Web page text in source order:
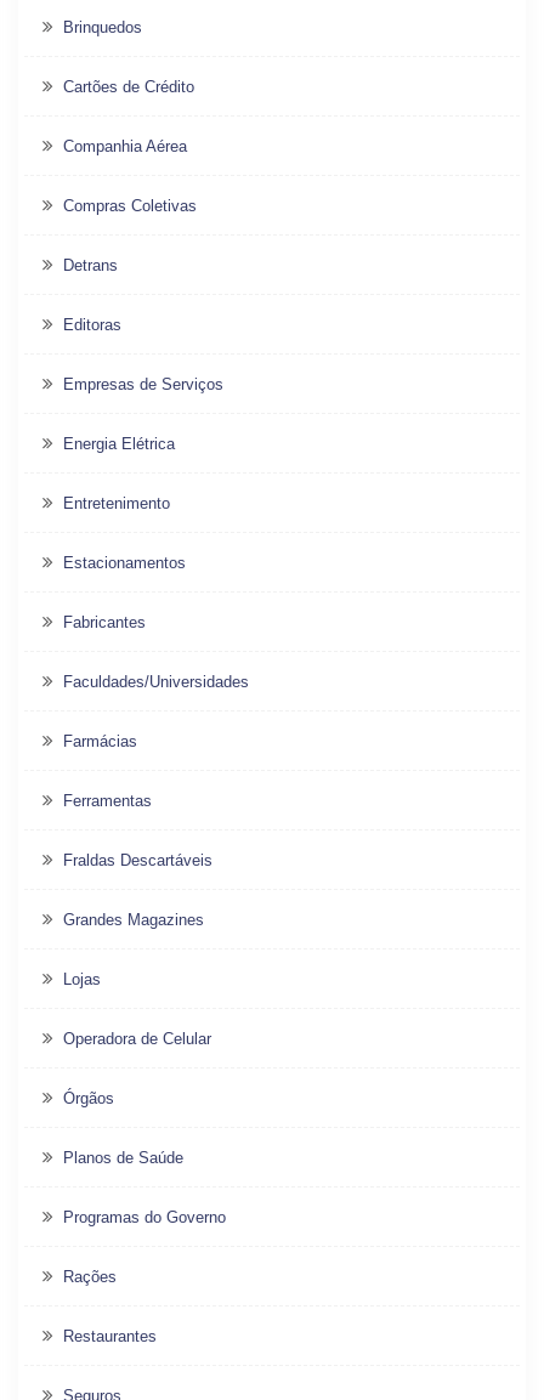
Brinquedos
Cartões de Crédito
Companhia Aérea
Compras Coletivas
Detrans
Editoras
Empresas de Serviços
Energia Elétrica
Entretenimento
Estacionamentos
Fabricantes
Faculdades/Universidades
Farmácias
Ferramentas
Fraldas Descartáveis
Grandes Magazines
Lojas
Operadora de Celular
Órgãos
Planos de Saúde
Programas do Governo
Rações
Restaurantes
Seguros